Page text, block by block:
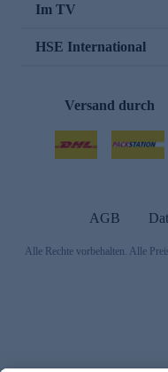
Im TV
HSE International
Versand durch
AGB
Alle Rechte vorbehalten. Alle